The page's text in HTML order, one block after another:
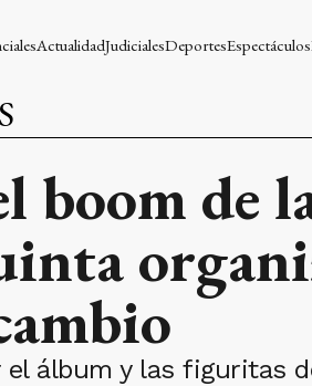
ActualidadJudicialesDeportesEspectáculos
boom de
álbum y las figuritas